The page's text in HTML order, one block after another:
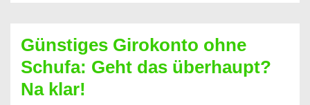
dabei
profitieren
–
Günstiges Girokonto ohne
Schufa: Geht das überhaupt?
Na klar!